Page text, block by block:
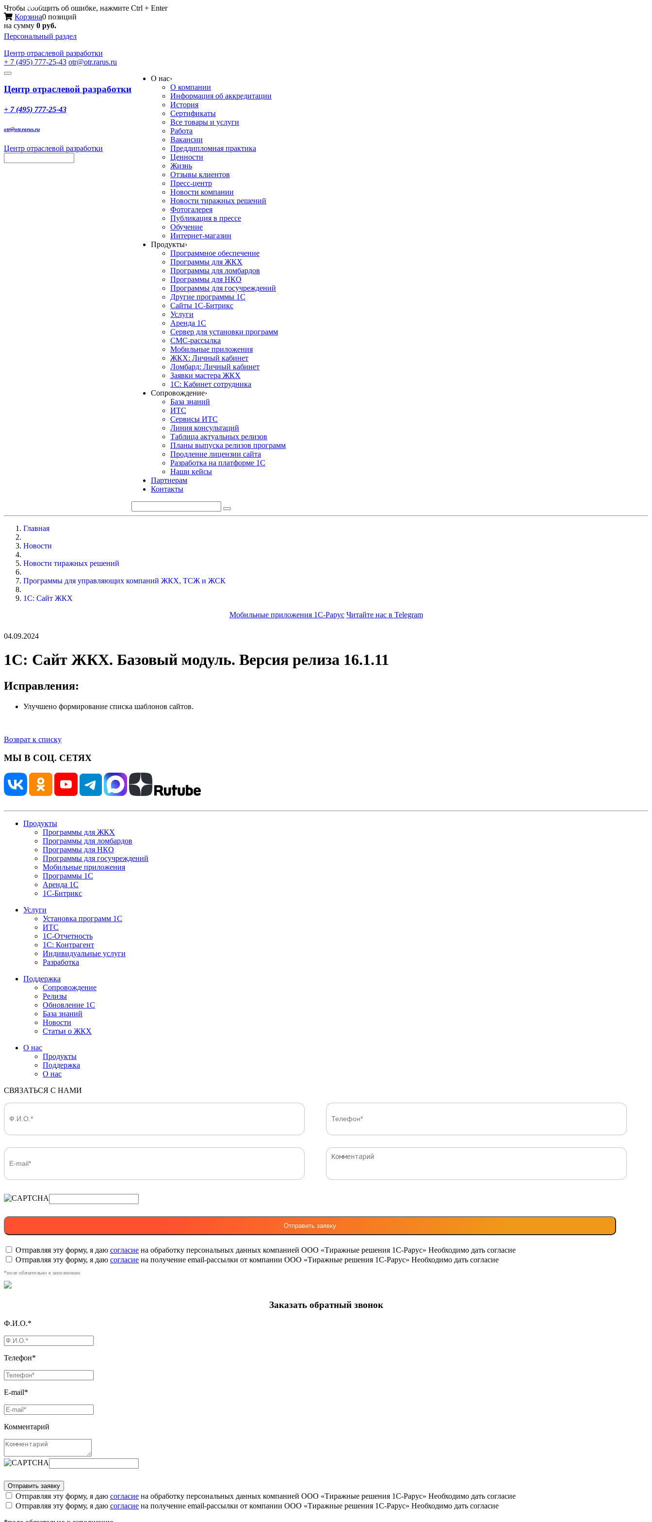
Чтобы сообщить об ошибке, нажмите Ctrl + Enter
Корзина0 позиций
на сумму 0 руб.
Персональный раздел
Центр отраслевой разработки
+ 7 (495) 777-25-43 otr@otr.rarus.ru
Toggle
Меню
Центр отраслевой разработки
+ 7 (495) 777-25-43
otr@otr.rarus.ru
Центр отраслевой разработки
О нас›
О компании
Информация об аккредитации
История
Сертификаты
Все товары и услуги
Работа
Вакансии
Преддипломная практика
Ценности
Жизнь
Отзывы клиентов
Пресс-центр
Новости компании
Новости тиражных решений
Фотогалерея
Публикация в прессе
Обучение
Интернет-магазин
Продукты›
Программное обеспечение
Программы для ЖКХ
Программы для ломбардов
Программы для НКО
Программы для госучреждений
Другие программы 1С
Сайты 1С-Битрикс
Услуги
Аренда 1С
Сервер для установки программ
СМС-рассылка
Мобильные приложения
ЖКХ: Личный кабинет
Ломбард: Личный кабинет
Заявки мастера ЖКХ
1С: Кабинет сотрудника
Сопровождение›
База знаний
ИТС
Сервисы ИТС
Линия консультаций
Таблица актуальных релизов
Планы выпуска релизов программ
Продление лицензии сайта
Разработка на платформе 1С
Наши кейсы
Партнерам
Контакты
Главная
Новости
Новости тиражных решений
Программы для управляющих компаний ЖКХ, ТСЖ и ЖСК
1С: Сайт ЖКХ
Мобильные приложения 1С-Рарус Читайте нас в Telegram
04.09.2024
1С: Сайт ЖКХ. Базовый модуль. Версия релиза 16.1.11
Исправления:
Улучшено формирование списка шаблонов сайтов.
Возврат к списку
МЫ В СОЦ. СЕТЯХ
Продукты
Программы для ЖКХ
Программы для ломбардов
Программы для НКО
Программы для госучреждений
Мобильные приложения
Программы 1С
Аренда 1С
1С-Битрикс
Услуги
Установка программ 1С
ИТС
1С-Отчетность
1С: Контрагент
Индивидуальные услуги
Разработка
Поддержка
Сопровождение
Релизы
Обновление 1С
База знаний
Новости
Статьи о ЖКХ
О нас
Продукты
Поддержка
О нас
СВЯЗАТЬСЯ С НАМИ
Отправляя эту форму, я даю согласие на обработку персональных данных компанией ООО «Тиражные решения 1С-Рарус» Необходимо дать согласие
Отправляя эту форму, я даю согласие на получение email-рассылки от компании ООО «Тиражные решения 1С-Рарус» Необходимо дать согласие
*поле обязательно к заполнению
Заказать обратный звонок
Ф.И.О.*
Телефон*
E-mail*
Комментарий
Отправляя эту форму, я даю согласие на обработку персональных данных компанией ООО «Тиражные решения 1С-Рарус» Необходимо дать согласие
Отправляя эту форму, я даю согласие на получение email-рассылки от компании ООО «Тиражные решения 1С-Рарус» Необходимо дать согласие